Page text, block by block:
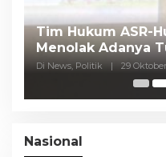
Tim Hukum ASR-
Menolak Adanya
Pasar Murah
Di News, Politik | 29
Nasional